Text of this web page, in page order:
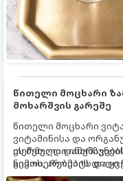
წითელი მოცხარი
მოხარშვის გარეშე
წითელი მოცხარი
ვიტამინისა და
თერმული
ნივთიერებების დიდი
კენკრის
ეს მეთოდი
გემოს, არომატს და